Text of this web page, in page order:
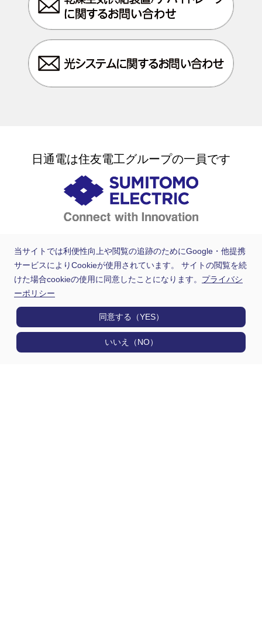
当サイトでは利便性向上や閲覧の追跡のためにGoogle・他提携
サービスによりCookieが使用されています。 サイトの閲覧を続
けた場合cookieの使用に同意したことになります。 プライバシ
ーポリシー
いいえ（NO）
同意する（YES）
日通電は住友電工グループの一員です
製品情報